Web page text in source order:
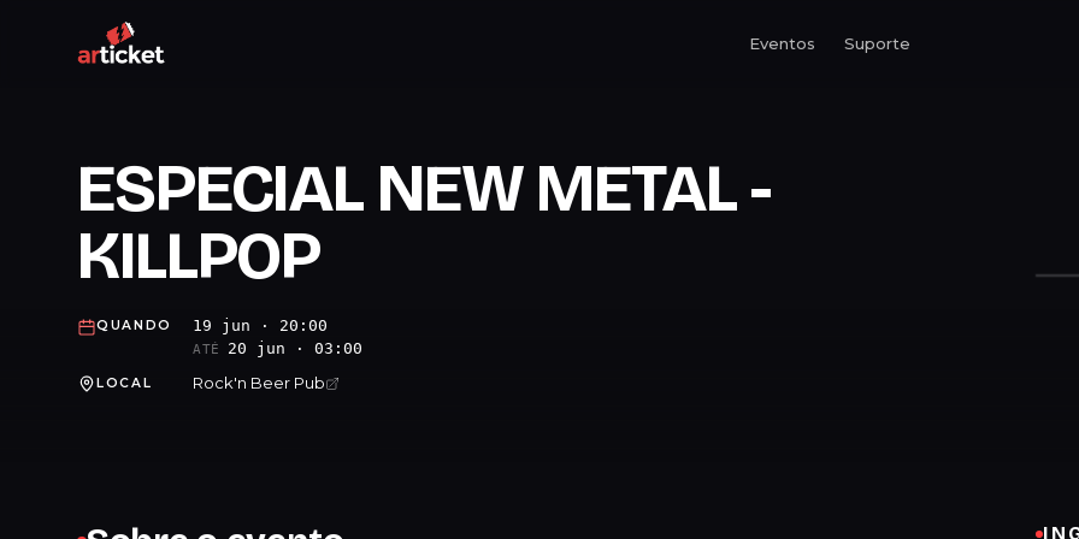
Eventos Suporte
ESPECIAL NEW METAL -
KILLPOP
QUANDO 19 jun · 20:00
ATÉ 20 jun · 03:00
LOCAL Rock'n Beer Pub